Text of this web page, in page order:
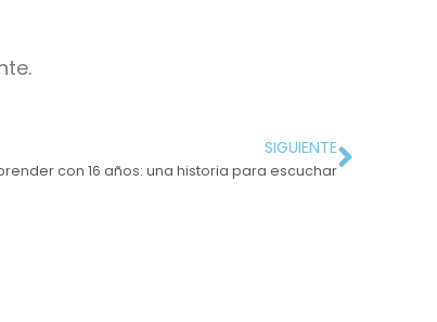
SIGUIENTE
con 16 años: una historia para escuchar